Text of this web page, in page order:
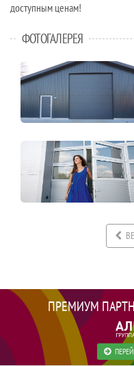
доступным ценам!
ФОТОГАЛЕРЕЯ
ПРЕМИУМ